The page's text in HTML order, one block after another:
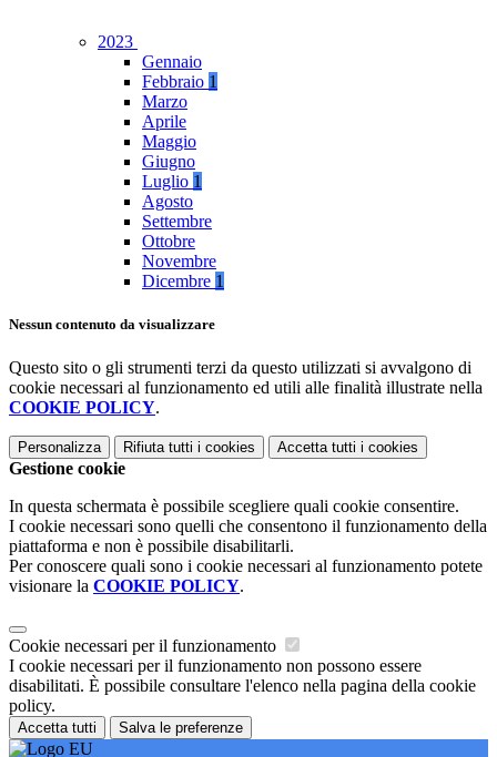
2023
Gennaio
Febbraio 1
Marzo
Aprile
Maggio
Giugno
Luglio 1
Agosto
Settembre
Ottobre
Novembre
Dicembre 1
Nessun contenuto da visualizzare
Questo sito o gli strumenti terzi da questo utilizzati si avvalgono di
cookie necessari al funzionamento ed utili alle finalità illustrate nella
COOKIE POLICY.
Personalizza Rifiuta tutti i cookies Accetta tutti i cookies
Gestione cookie
In questa schermata è possibile scegliere quali cookie consentire.
I cookie necessari sono quelli che consentono il funzionamento della
piattaforma e non è possibile disabilitarli.
Per conoscere quali sono i cookie necessari al funzionamento potete
visionare la COOKIE POLICY.
Cookie necessari per il funzionamento
I cookie necessari per il funzionamento non possono essere
disabilitati. È possibile consultare l'elenco nella pagina della cookie
policy.
Accetta tutti Salva le preferenze